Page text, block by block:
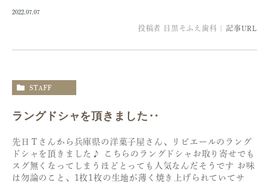
2022.07.07
投稿者 目黒そふえ歯科 記事URL
STAFF
ラングドシャを頂きました‥
先日Ｔさんから兵庫県の洋菓子屋さん、リビエールのラング
ドシャを頂きました♪ こちらのラングドシャお取り寄せでも
スグ無くなってしまうほどとっても人気なんだそうです お味
は勿論のこと、1枚1枚の生地が薄く焼き上げられていてサ